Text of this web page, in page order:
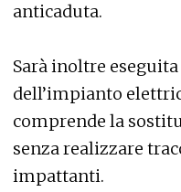
anticaduta.
Sarà inoltre
dell’impianto
comprende la
senza realizzare
impattanti.